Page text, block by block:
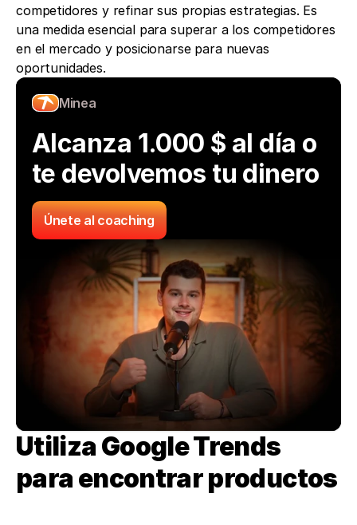
competidores y refinar sus propias estrategias. Es
una medida esencial para superar a los competidores
en el mercado y posicionarse para nuevas
oportunidades.
Minea
Alcanza 1.000 $ al día o
te devolvemos tu dinero
Únete al coaching
Utiliza Google Trends
para encontrar productos